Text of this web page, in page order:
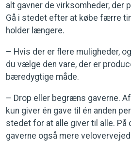
alt gavner de virksomheder, der
Gå i stedet efter at købe færre
holder længere.
– Hvis der er flere muligheder,
du vælge den vare, der er
bæredygtige måde.
– Drop eller begræns gaverne.
kun giver én gave til én anden
stedet for at alle giver til alle. På
gaverne også mere